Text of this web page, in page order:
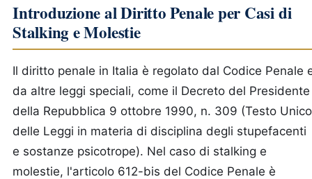
Introduzione al Diritto Penale per Casi di
Stalking e Molestie
Il diritto penale in Italia è regolato dal Codice Penale
da altre leggi speciali, come il Decreto del Presidente
della Repubblica 9 ottobre 1990, n. 309 (Testo Unico
delle Leggi in materia di disciplina degli stupefacenti
e sostanze psicotrope). Nel caso di stalking e
molestie, l'articolo 612-bis del Codice Penale è